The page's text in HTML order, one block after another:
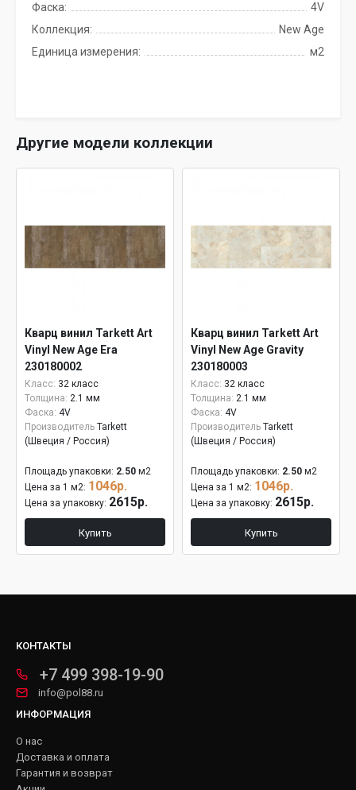
Фаска:
4V
Коллекция:
New Age
Единица измерения:
м2
Другие модели коллекции
Кварц винил Tarkett Art
Vinyl New Age Era
230180002
Класс: 32 класс
Толщина: 2.1 мм
Фаска: 4V
Производитель Tarkett
(Швеция / Россия)
Площадь упаковки: 2.50 м2
Цена за 1 м2: 1046р.
Цена за упаковку: 2615р.
Купить
Кварц винил Tarkett Art
Vinyl New Age Gravity
230180003
Класс: 32 класс
Толщина: 2.1 мм
Фаска: 4V
Производитель Tarkett
(Швеция / Россия)
Площадь упаковки: 2.50 м2
Цена за 1 м2: 1046р.
Цена за упаковку: 2615р.
Купить
КОНТАКТЫ
+7 499 398-19-90
info@pol88.ru
ИНФОРМАЦИЯ
О нас
Доставка и оплата
Гарантия и возврат